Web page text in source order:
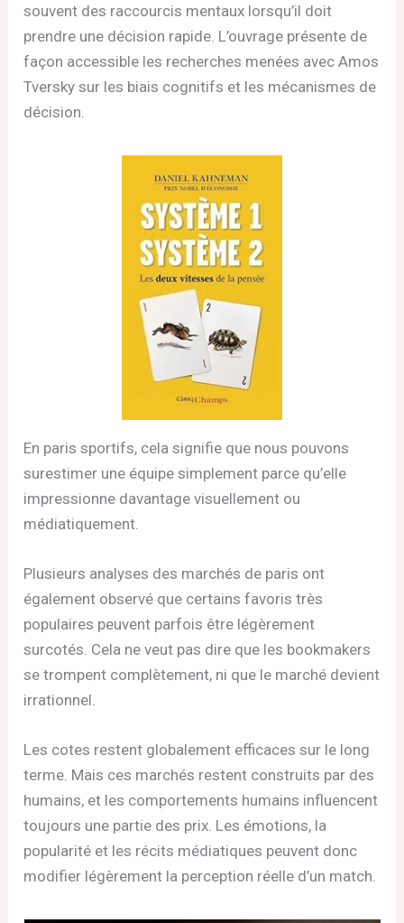
souvent des raccourcis mentaux lorsqu’il doit
prendre une décision rapide. L’ouvrage présente de
façon accessible les recherches menées avec Amos
Tversky sur les biais cognitifs et les mécanismes de
décision.
En paris sportifs, cela signifie que nous pouvons
surestimer une équipe simplement parce qu’elle
impressionne davantage visuellement ou
médiatiquement.
Plusieurs analyses des marchés de paris ont
également observé que certains favoris très
populaires peuvent parfois être légèrement
surcotés. Cela ne veut pas dire que les bookmakers
se trompent complètement, ni que le marché devient
irrationnel.
Les cotes restent globalement efficaces sur le long
terme. Mais ces marchés restent construits par des
humains, et les comportements humains influencent
toujours une partie des prix. Les émotions, la
popularité et les récits médiatiques peuvent donc
modifier légèrement la perception réelle d’un match.